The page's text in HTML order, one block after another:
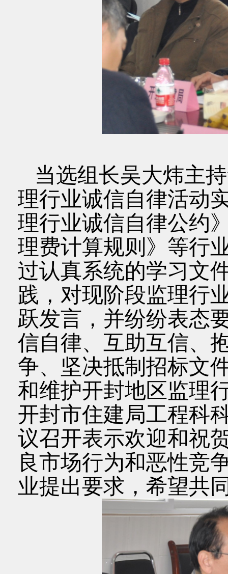
当选组长吴大炜主
理行业诚信自律活动
理行业诚信自律公约
理费计算规则》等行
过认真系统的学习文
践，对现阶段监理行
跃发言，并纷纷表态
信自律、互助互信、
争、坚决抵制招标文
和维护开封地区监理
开封市住建局工程科
议召开表示欢迎和祝
良市场行为和恶性竞
业提出要求，希望共